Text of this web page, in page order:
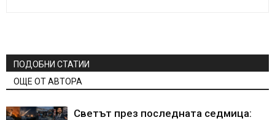
ПОДОБНИ СТАТИИ
ОЩЕ ОТ АВТОРА
Светът през последната седмица: